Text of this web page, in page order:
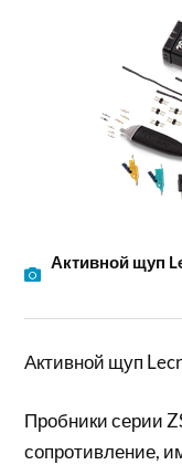
Активной щуп
Активной щуп
Пробники серии
сопротивление,